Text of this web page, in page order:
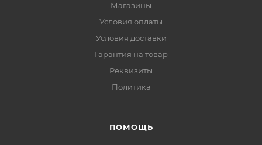
Магазины
Условия оплаты
Условия доставки
Гарантия на товар
Реквизиты
Политика
ПОМОЩЬ